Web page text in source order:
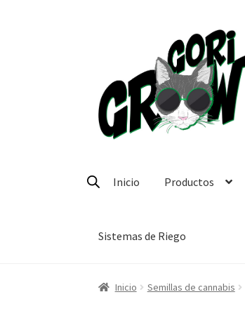
navegación
página
Inicio Productos
Sistemas de Riego
Inicio Semillas de cannabis